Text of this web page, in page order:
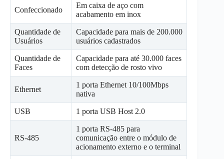
Confeccionado
Em caixa de aço com
acabamento em inox
Quantidade de
Usuários
Capacidade para mais de 200.000
usuários cadastrados
Quantidade de
Faces
Capacidade para até 30.000 faces
com detecção de rosto vivo
Ethernet
1 porta Ethernet 10/100Mbps
nativa
USB 1 porta USB Host 2.0
RS-485
1 porta RS-485 para
comunicação entre o módulo de
acionamento externo e o terminal